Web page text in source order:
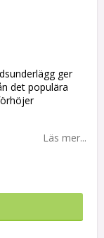
ger
det populära
Läs mer...